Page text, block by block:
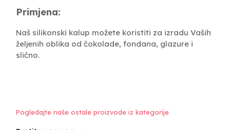
Primjena:
Naš silikonski kalup možete koristiti za izradu Vaših
željenih oblika od čokolade, fondana, glazure i
slično.
Pogledajte naše ostale proizvode iz kategorije